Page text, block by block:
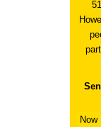
Now